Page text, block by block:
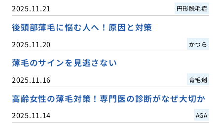
2025.11.21 円形脱毛症
後頭部薄毛に悩む人へ！原因と対策
2025.11.20 かつら
薄毛のサインを見逃さない
2025.11.16 育毛剤
高齢女性の薄毛対策！専門医の診断がなぜ大切か
2025.11.14 AGA